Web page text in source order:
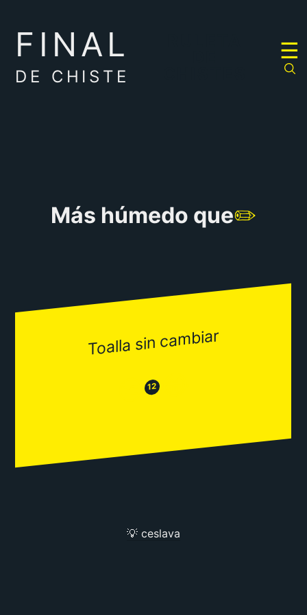
FINAL
DE CHISTE
☰
Más húmedo que✏️
Toalla sin cambiar
😒 12 😂
💡 ceslava